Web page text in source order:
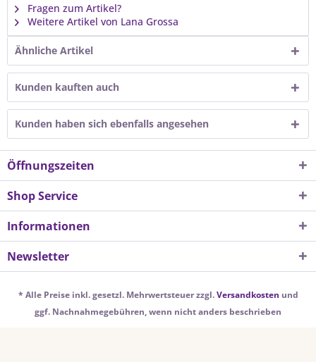
Fragen zum Artikel?
Weitere Artikel von Lana Grossa
Ähnliche Artikel
Kunden kauften auch
Kunden haben sich ebenfalls angesehen
Öffnungszeiten
Shop Service
Informationen
Newsletter
* Alle Preise inkl. gesetzl. Mehrwertsteuer zzgl.Versandkosten und
ggf. Nachnahmegebühren, wenn nicht anders beschrieben